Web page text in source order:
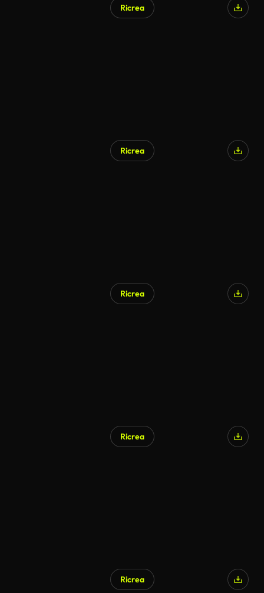
Ricrea
Ricrea
Ricrea
Ricrea
Ricrea